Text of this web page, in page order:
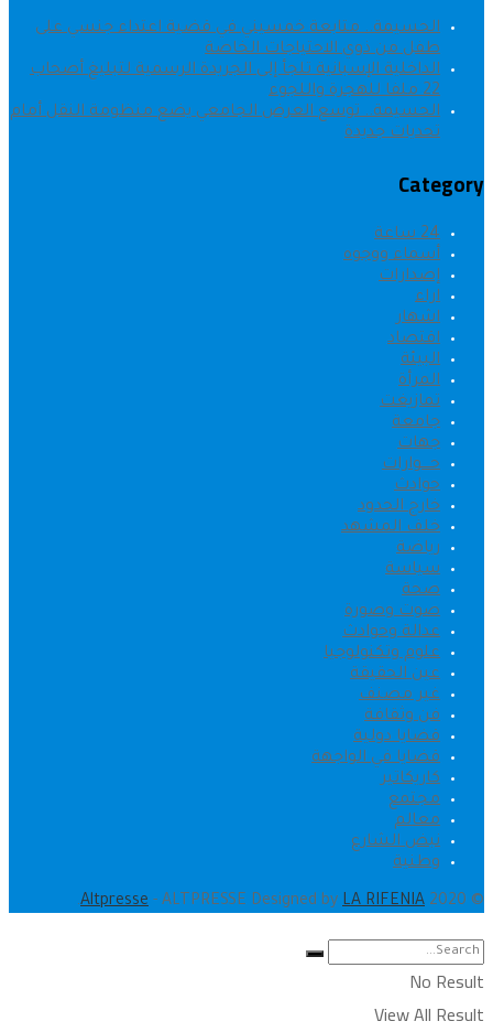
الحسيمة.. متابعة خمسيني في قضية اعتداء جنسي على
طفل من ذوي الاحتياجات الخاصة
الداخلية الإسبانية تلجأ إلى الجريدة الرسمية لتبليغ أصحاب
22 ملفا للهجرة واللجوء
الحسيمة.. توسع العرض الجامعي يضع منظومة النقل أمام
تحديات جديدة
Category
24 ساعة
أسماء ووجوه
إصدارات
اراء
اشهار
اقتصاد
البيئة
المرأة
تمازيغت
جامعة
جهات
حــــوارات
حوادث
خارج الحدود
خلف المشهد
رياضة
سياسة
صحة
صوت وصورة
عدالة وحوادث
علوم وتكنولوجيا
عين الحقيقة
غير مصنف
فن وثقافة
قضايا دولية
قضايا في الواجهة
كاريكاتير
مجتمع
معالم
نبض الشارع
وطنية
© 2020
Altpresse - ALTPRESSE Designed by LA RIFENIA
.
No Result
View All Result